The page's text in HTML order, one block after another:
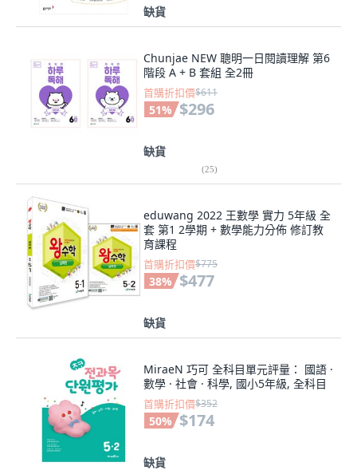
缺貨
Chunjae NEW 聰明一日閱讀理解 第6
階段 A + B 套組 全2冊
首購折扣價$611
51% $296
缺貨
(25)
eduwang 2022 王數學 實力 5年級 全
套 第1 2學期 + 數學能力分佈 修訂教
育課程
首購折扣價$775
38% $477
缺貨
MiraeN 巧可 全科目單元評量： 國語 ·
數學 · 社會 · 科學, 國小5年級, 全科目
首購折扣價$352
50% $174
缺貨